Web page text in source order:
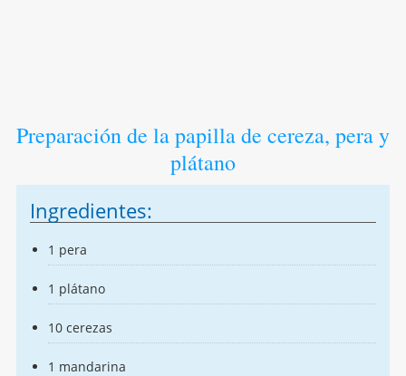
Preparación de la papilla de cereza, pera y
plátano
Ingredientes:
1 pera
1 plátano
10 cerezas
1 mandarina